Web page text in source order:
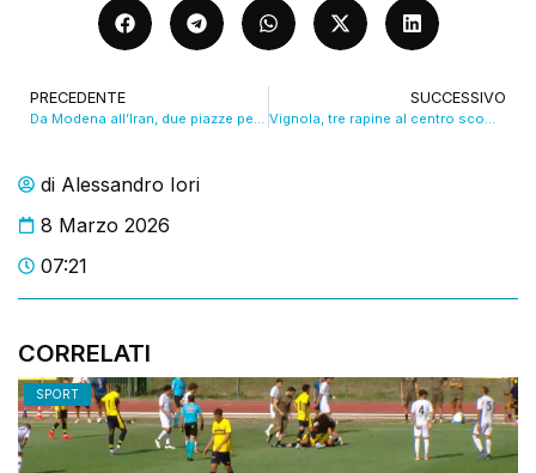
di Alessandro Iori
8 Marzo 2026
07:21
CORRELATI
SPORT
PRECEDENTE
Da Modena all’Iran, due piazze per la Pace. VIDEO
SUCCESSIVO
Vignola, tre rapine al centro scommesse in due anni: cinque arresti, tra loro una dipendente. VIDEO